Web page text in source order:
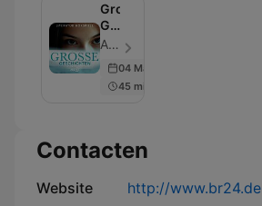
Große
Geschichten
-
ARD
Literatur-
Hörspiele
ARD - Aflevering 466
04 May 2026
45 min
Contacten
Website http://www.br24.de